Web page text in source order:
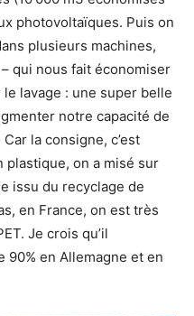
photovoltaïques. Puis on
plusieurs machines,
qui nous fait économiser
le lavage : une super belle
notre capacité de
la consigne, c’est
plastique, on a misé sur
issu du recyclage de
en France, on est très
Je crois qu’il
90% en Allemagne et en